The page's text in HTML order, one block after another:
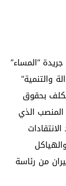
“المساء”
والتنمية”
بحقوق
المنصب الذي
من رئاسة